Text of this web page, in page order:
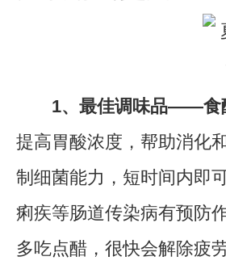
1、最佳调味品——食
提高胃酸浓度，帮助消化
制细菌能力，短时间内即
痢疾等肠道传染病有预防
多吃点醋，很快会解除疲